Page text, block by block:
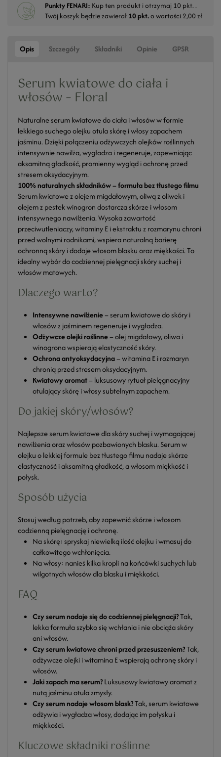
Punkty FENARI: Kup ten produkt i otrzymaj 10 pkt. .
Twój koszyk będzie zawierał 10pkt.o wartości 2,00 zł
Opis Szczegóły Składniki Opinie GPSR
Serum kwiatowe do ciała i
włosów – Floral
Naturalne serum kwiatowe do ciała i włosów w formie
lekkiego suchego olejku otula skórę i włosy zapachem
jaśminu. Dzięki połączeniu odżywczych olejków roślinnych
intensywnie nawilża, wygładza i regeneruje, zapewniając
aksamitną gładkość, promienny wygląd i ochronę przed
stresem oksydacyjnym.
100% naturalnych składników – formuła bez tłustego filmu
Serum kwiatowe z olejem migdałowym, oliwą z oliwek i
olejem z pestek winogron dostarcza skórze i włosom
intensywnego nawilżenia. Wysoka zawartość
przeciwutleniaczy, witaminy E i ekstraktu z rozmarynu chroni
przed wolnymi rodnikami, wspiera naturalną barierę
ochronną skóry i dodaje włosom blasku oraz miękkości. To
idealny wybór do codziennej pielęgnacji skóry suchej i
włosów matowych.
Dlaczego warto?
Intensywne nawilżenie– serum kwiatowe do skóry i
włosów z jaśminem regeneruje i wygładza.
Odżywcze olejki roślinne– olej migdałowy, oliwa i
winogrona wspierają elastyczność skóry.
Ochrona antyoksydacyjna– witamina E i rozmaryn
chronią przed stresem oksydacyjnym.
Kwiatowy aromat– luksusowy rytuał pielęgnacyjny
otulający skórę i włosy subtelnym zapachem.
Do jakiej skóry/włosów?
Najlepsze serum kwiatowe dla skóry suchej i wymagającej
nawilżenia oraz włosów pozbawionych blasku. Serum w
olejku o lekkiej formule bez tłustego filmu nadaje skórze
elastyczność i aksamitną gładkość, a włosom miękkość i
połysk.
Sposób użycia
Stosuj według potrzeb, aby zapewnić skórze i włosom
codzienną pielęgnację i ochronę.
Na skórę: spryskaj niewielką ilość olejku i wmasuj do
całkowitego wchłonięcia.
Na włosy: nanieś kilka kropli na końcówki suchych lub
wilgotnych włosów dla blasku i miękkości.
FAQ
Czy serum nadaje się do codziennej pielęgnacji?Tak,
lekka formuła szybko się wchłania i nie obciąża skóry
ani włosów.
Czy serum kwiatowe chroni przed przesuszeniem?Tak,
odżywcze olejki i witamina E wspierają ochronę skóry i
włosów.
Jaki zapach ma serum?Luksusowy kwiatowy aromat z
nutą jaśminu otula zmysły.
Czy serum nadaje włosom blask?Tak, serum kwiatowe
odżywia i wygładza włosy, dodając im połysku i
miękkości.
Kluczowe składniki roślinne